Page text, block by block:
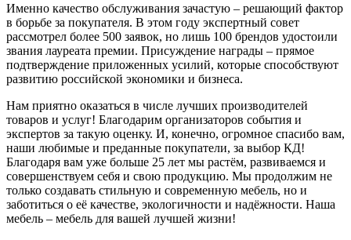
Именно качество обслуживания зачастую – решающий фактор
в борьбе за покупателя. В этом году экспертный совет
рассмотрел более 500 заявок, но лишь 100 брендов удостоили
звания лауреата премии. Присуждение награды – прямое
подтверждение приложенных усилий, которые способствуют
развитию российской экономики и бизнеса.
Нам приятно оказаться в числе лучших производителей
товаров и услуг! Благодарим организаторов события и
экспертов за такую оценку. И, конечно, огромное спасибо вам,
наши любимые и преданные покупатели, за выбор КД!
Благодаря вам уже больше 25 лет мы растём, развиваемся и
совершенствуем себя и свою продукцию. Мы продолжим не
только создавать стильную и современную мебель, но и
заботиться о её качестве, экологичности и надёжности. Наша
мебель – мебель для вашей лучшей жизни!